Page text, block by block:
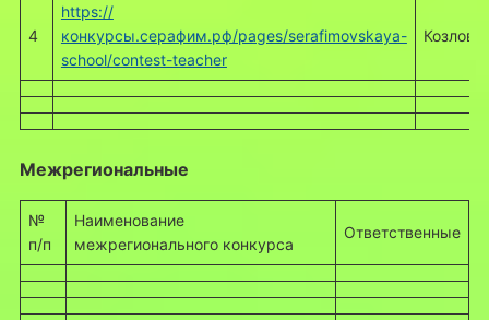
4
https://
конкурсы.серафим.рф/pages/serafimovskaya-
school/contest-teacher
Козлова
Межрегиональные
№
п/п
Наименование
межрегионального конкурса
Ответственные